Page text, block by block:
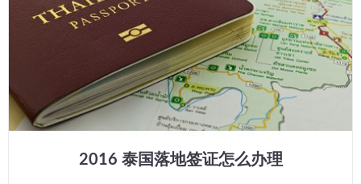
2016 泰国落地签证怎么办理